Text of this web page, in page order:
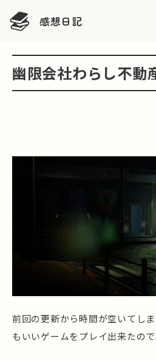
感想日記
幽限会社わらし不動
前回の更新から時間が空いてし
もいいゲームをプレイ出来たので